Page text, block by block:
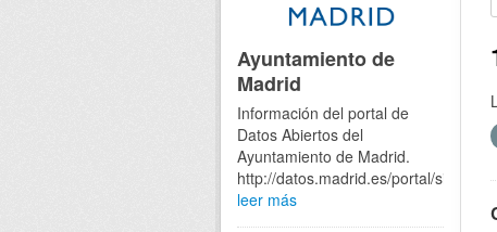
Ayuntamiento de
Madrid
Información del portal de
Datos Abiertos del
Ayuntamiento de Madrid.
http://datos.madrid.es/portal/site/egob
leer más